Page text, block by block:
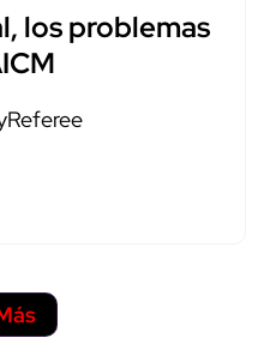
los problemas